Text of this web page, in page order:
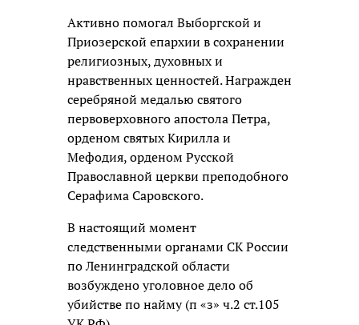
Активно помогал Выборгской и
Приозерской епархии в сохранении
религиозных, духовных и
нравственных ценностей. Награжден
серебряной медалью святого
первоверховного апостола Петра,
орденом святых Кирилла и
Мефодия, орденом Русской
Православной церкви преподобного
Серафима Саровского.
В настоящий момент
следственными органами СК России
по Ленинградской области
возбуждено уголовное дело об
убийстве по найму (п «з» ч.2 ст.105